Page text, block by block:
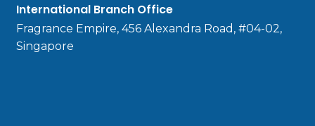
International Branch Office
Fragrance Empire, 456 Alexandra Road, #04-02,
Singapore